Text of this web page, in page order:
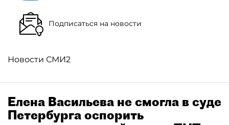
Подписаться на новости
Новости СМИ2
Елена Васильева не смогла в суде
Петербурга оспорить